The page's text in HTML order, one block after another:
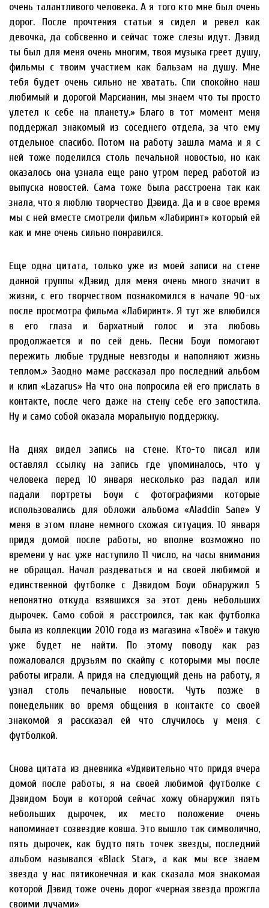
очень талантливого человека. А я того кто мне был очень
дорог. После прочтения статьи я сидел и ревел как
девочка, да собсвенно и сейчас тоже слезы идут. Дэвид
ты был для меня очень многим, твоя музыка греет душу,
фильмы с твоим участием как бальзам на душу. Мне
тебя будет очень сильно не хватать. Спи спокойно наш
любимый и дорогой Марсианин, мы знаем что ты просто
улетел к себе на планету.» Благо в тот момент меня
поддержал знакомый из соседнего отдела, за что ему
отдельное спасибо. Потом на работу зашла мама и я с
ней тоже поделился столь печальной новостью, но как
оказалось она узнала еще рано утром перед работой из
выпуска новостей. Сама тоже была расстроена так как
знала, что я люблю творчество Дэвида. Да и в свое время
мы с ней вместе смотрели фильм «Лабиринт» который ей
как и мне очень сильно понравился.
Еще одна цитата, только уже из моей записи на стене
данной группы «Дэвид для меня очень много значит в
жизни, с его творчеством познакомился в начале 90-ых
после просмотра фильма «Лабиринт». Я тут же влюбился
в его глаза и бархатный голос и эта любовь
продолжается и по сей день. Песни Боуи помогают
пережить любые трудные невзгоды и наполняют жизнь
теплом.» Заодно маме рассказал про последний альбом
и клип «Lazarus» На что она попросила ей его прислать в
контакте, после чего даже на стену себе его запостила.
Ну и само собой оказала моральную поддержку.
На днях видел запись на стене. Кто-то писал или
оставлял ссылку на запись где упоминалось, что у
человека перед 10 января несколько раз падал или
падали портреты Боуи с фотографиями которые
использовались для обложи альбома «Aladdin Sane» У
меня в этом плане немного схожая ситуация. 10 января
придя домой после работы, но вполне возможно по
времени у нас уже наступило 11 число, на часы внимания
не обращал. Начал раздеваться и на своей любимой и
единственной футболке с Дэвидом Боуи обнаружил 5
непонятно откуда взявшихся за этот день небольших
дырочек. Само собой я расстроился, так как футболка
была из коллекции 2010 года из магазина «Твоё» и такую
уже будет не найти. По этому поводу как раз
пожаловался друзьям по скайпу с которыми мы после
работы играли. А придя на следующий день на работу, я
узнал столь печальные новости. Чуть позже в
понедельник во время общения в контакте со своей
знакомой я рассказал ей что случилось у меня с
футболкой.
Снова цитата из дневника «Удивительно что придя вчера
домой после работы, я на своей любимой футболке с
Дэвидом Боуи в которой сейчас хожу обнаружил пять
небольших дырочек, их место положение очень
напоминает созвездие ковша. Это вышло так символично,
пять дырочек, как будто пять точек звезды, последний
альбом назывался «Black Star», а как мы все знаем
звезда у нас пятиконечная и как сказала моя знакомая
которой Дэвид тоже очень дорог «черная звезда прожгла
своими лучами»